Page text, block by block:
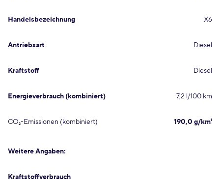
Handelsbezeichnung X6
Antriebsart Diesel
Kraftstoff Diesel
Energieverbrauch (kombiniert) 7,2 l/100 km
CO₂-Emissionen (kombiniert) 190,0 g/km¹
Weitere Angaben:
Kraftstoffverbrauch